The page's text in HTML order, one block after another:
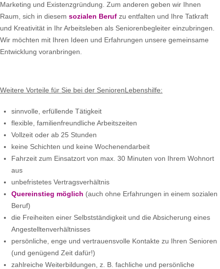
Marketing und Existenzgründung. Zum anderen geben wir Ihnen
Raum, sich in diesem sozialen Beruf zu entfalten und Ihre Tatkraft
und Kreativität in Ihr Arbeitsleben als Seniorenbegleiter einzubringen.
Wir möchten mit Ihren Ideen und Erfahrungen unsere gemeinsame
Entwicklung voranbringen.
Weitere Vorteile für Sie bei der SeniorenLebenshilfe:
sinnvolle, erfüllende Tätigkeit
flexible, familienfreundliche Arbeitszeiten
Vollzeit oder ab 25 Stunden
keine Schichten und keine Wochenendarbeit
Fahrzeit zum Einsatzort von max. 30 Minuten von Ihrem Wohnort
aus
unbefristetes Vertragsverhältnis
Quereinstieg möglich (auch ohne Erfahrungen in einem sozialen
Beruf)
die Freiheiten einer Selbstständigkeit und die Absicherung eines
Angestelltenverhältnisses
persönliche, enge und vertrauensvolle Kontakte zu Ihren Senioren
(und genügend Zeit dafür!)
zahlreiche Weiterbildungen, z. B. fachliche und persönliche